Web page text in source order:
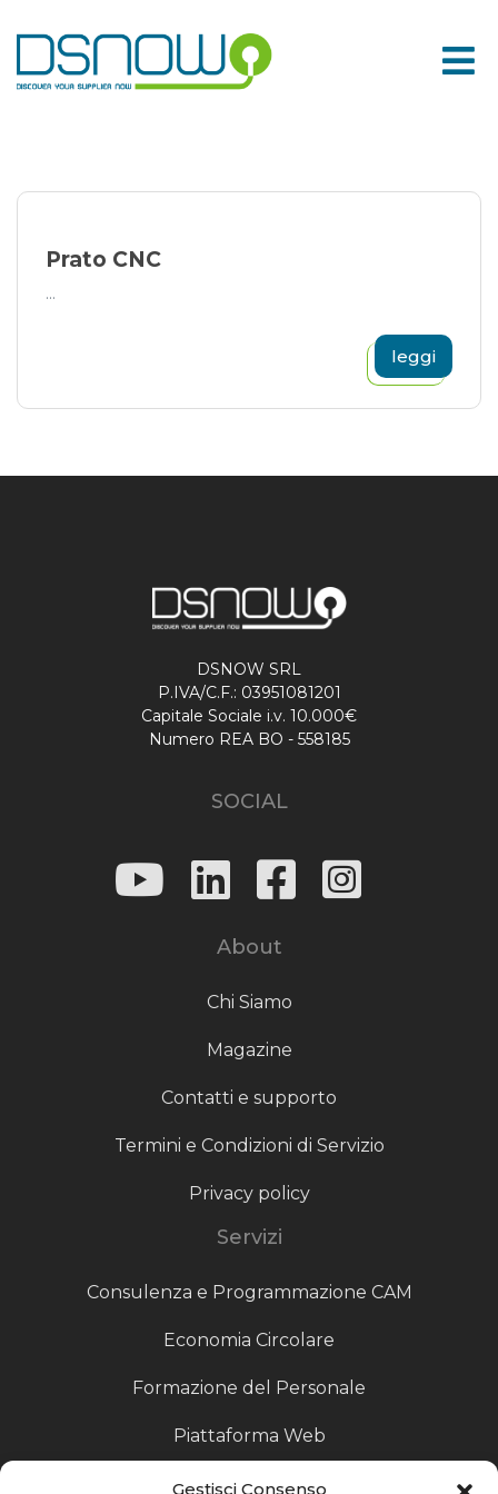
Gestisci Consenso
to
content
Prato CNC
...
leggi
DSNOW SRL
P.IVA/C.F.: 03951081201
Capitale Sociale i.v. 10.000€
Numero REA BO - 558185
SOCIAL
About
Chi Siamo
Magazine
Contatti e supporto
Termini e Condizioni di Servizio
Privacy policy
Servizi
Consulenza e Programmazione CAM
Economia Circolare
Formazione del Personale
Piattaforma Web
Scouting fornitori